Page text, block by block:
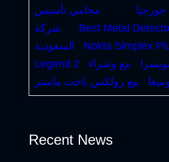
جورجيا
محامي تأسيس
شركة
Best Metal
السعودية
Nokta Simplex
Legend 2
بيع وشراء
بيع رولكس ياخت ماستر
Recent News